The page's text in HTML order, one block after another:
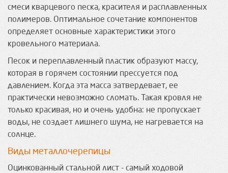
смеси кварцевого песка, красителя и расплавленных
полимеров. Оптимальное сочетание компонентов
определяет основные характеристики этого
кровельного материала.
Песок и переплавленный пластик образуют массу,
которая в горячем состоянии прессуется под
давлением. Когда эта масса затвердевает, ее
практически невозможно сломать. Такая кровля не
только красивая, но и очень удобна: не пропускает
воды, не создает лишнего шума, не нагревается на
солнце.
Виды металлочерепицы
Оцинкованный стальной лист - самый ходовой